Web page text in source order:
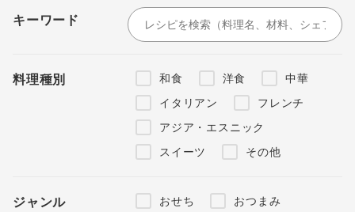
キーワード
料理種別 和食 洋食
中華
イタリアン
フレンチ
アジア・エスニック
スイーツ
その他
ジャンル おせち
おつまみ